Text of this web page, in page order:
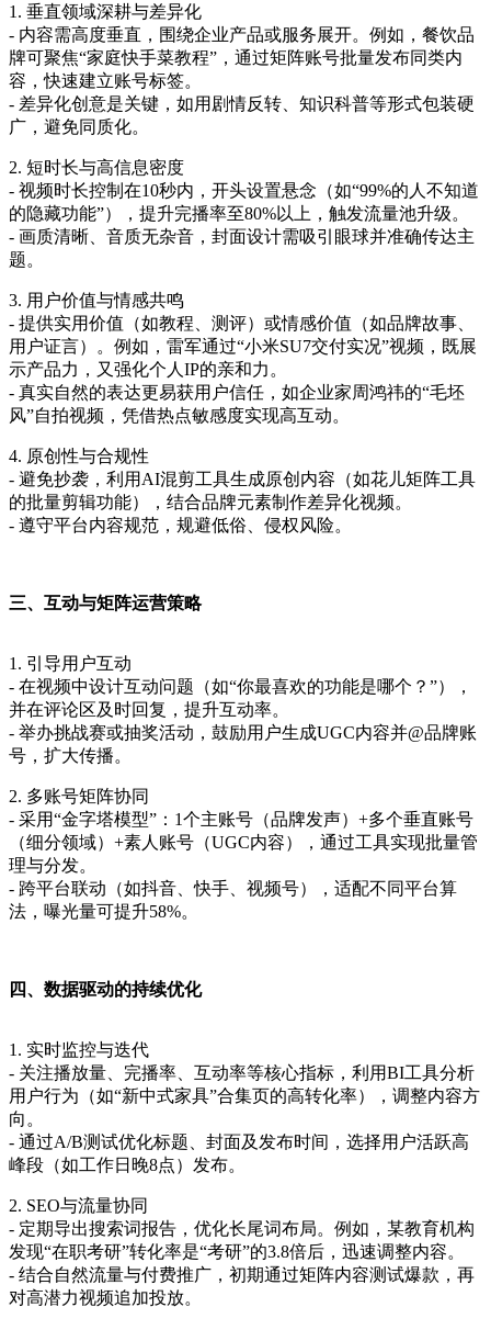
1. 垂直领域深耕与差异化
- 内容需高度垂直，围绕企业产品或服务展开。例如，餐饮品
牌可聚焦“家庭快手菜教程”，通过矩阵账号批量发布同类内
容，快速建立账号标签。
- 差异化创意是关键，如用剧情反转、知识科普等形式包装硬
广，避免同质化。
2. 短时长与高信息密度
- 视频时长控制在10秒内，开头设置悬念（如“99%的人不知道
的隐藏功能”），提升完播率至80%以上，触发流量池升级。
- 画质清晰、音质无杂音，封面设计需吸引眼球并准确传达主
题。
3. 用户价值与情感共鸣
- 提供实用价值（如教程、测评）或情感价值（如品牌故事、
用户证言）。例如，雷军通过“小米SU7交付实况”视频，既展
示产品力，又强化个人IP的亲和力。
- 真实自然的表达更易获用户信任，如企业家周鸿祎的“毛坯
风”自拍视频，凭借热点敏感度实现高互动。
4. 原创性与合规性
- 避免抄袭，利用AI混剪工具生成原创内容（如花儿矩阵工具
的批量剪辑功能），结合品牌元素制作差异化视频。
- 遵守平台内容规范，规避低俗、侵权风险。
三、互动与矩阵运营策略
1. 引导用户互动
- 在视频中设计互动问题（如“你最喜欢的功能是哪个？”），
并在评论区及时回复，提升互动率。
- 举办挑战赛或抽奖活动，鼓励用户生成UGC内容并@品牌账
号，扩大传播。
2. 多账号矩阵协同
- 采用“金字塔模型”：1个主账号（品牌发声）+多个垂直账号
（细分领域）+素人账号（UGC内容），通过工具实现批量管
理与分发。
- 跨平台联动（如抖音、快手、视频号），适配不同平台算
法，曝光量可提升58%。
四、数据驱动的持续优化
1. 实时监控与迭代
- 关注播放量、完播率、互动率等核心指标，利用BI工具分析
用户行为（如“新中式家具”合集页的高转化率），调整内容方
向。
- 通过A/B测试优化标题、封面及发布时间，选择用户活跃高
峰段（如工作日晚8点）发布。
2. SEO与流量协同
- 定期导出搜索词报告，优化长尾词布局。例如，某教育机构
发现“在职考研”转化率是“考研”的3.8倍后，迅速调整内容。
- 结合自然流量与付费推广，初期通过矩阵内容测试爆款，再
对高潜力视频追加投放。